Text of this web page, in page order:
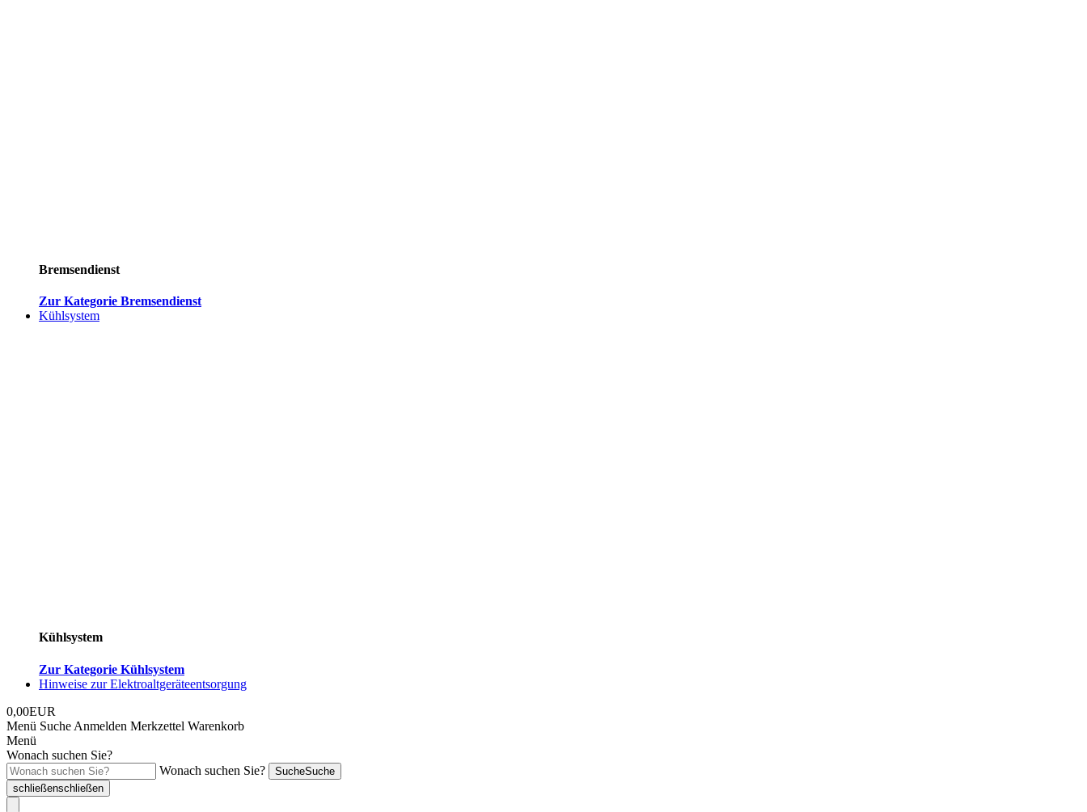
Bremsendienst
Zur Kategorie Bremsendienst
Kühlsystem
Kühlsystem
Zur Kategorie Kühlsystem
Hinweise zur Elektroaltgeräteentsorgung
0,00EUR
Menü Suche Anmelden Merkzettel Warenkorb
Menü
Wonach suchen Sie?
Wonach suchen Sie?
SucheSuche
schließenschließen